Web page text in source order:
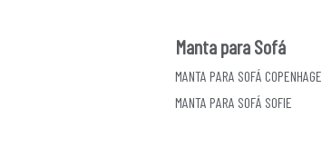
Manta para Sofá
MANTA PARA SOFÁ COPENHAGE
MANTA PARA SOFÁ SOFIE